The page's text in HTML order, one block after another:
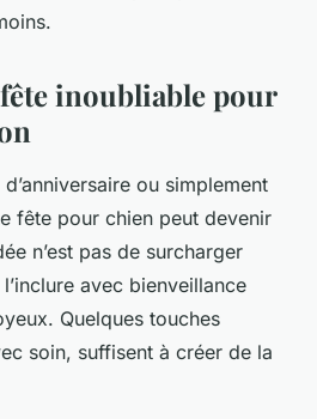
inoubliable pour
ou simplement
fête pour chien peut devenir
n’est pas de surcharger
avec bienveillance
Quelques touches
soin, suffisent à créer de la